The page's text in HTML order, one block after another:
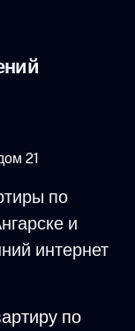
21
по
и
интернет
по